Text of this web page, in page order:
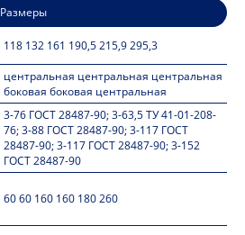
Размеры
118 132 161 190,5 215,9 295,3
центральная центральная центральная
боковая боковая центральная
3-76 ГОСТ 28487-90; 3-63,5 ТУ 41-01-208-
76; 3-88 ГОСТ 28487-90; 3-117 ГОСТ
28487-90; 3-117 ГОСТ 28487-90; 3-152
ГОСТ 28487-90
60 60 160 160 180 260